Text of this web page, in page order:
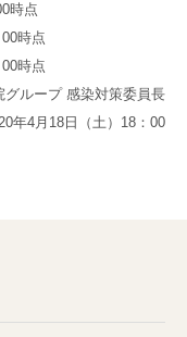
時点
時点
時点
グループ 感染対策委員長
年4月18日（土）18：00